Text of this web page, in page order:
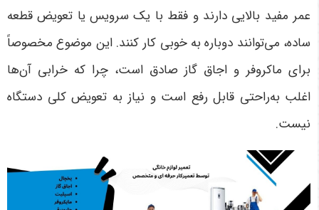
عمر مفید بالایی دارند و فقط با یک سرویس یا تعویض قطعه
ساده، می‌توانند دوباره به خوبی کار کنند. این موضوع مخصوصاً
برای ماکروفر و اجاق گاز صادق است، چرا که خرابی آن‌ها
اغلب به‌راحتی قابل رفع است و نیاز به تعویض کلی دستگاه
نیست.